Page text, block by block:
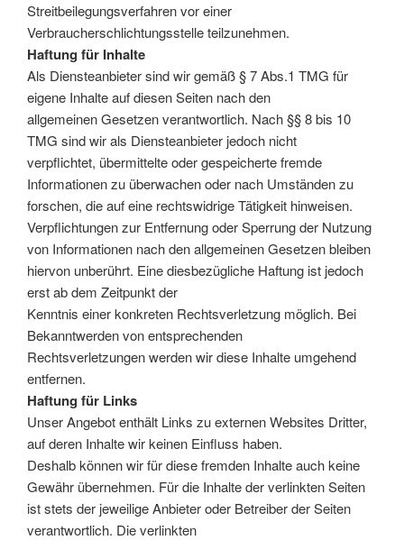
Streitbeilegungsverfahren vor einer
Verbraucherschlichtungsstelle teilzunehmen.
Haftung für Inhalte
Als Diensteanbieter sind wir gemäß § 7 Abs.1 TMG für
eigene Inhalte auf diesen Seiten nach den
allgemeinen Gesetzen verantwortlich. Nach §§ 8 bis 10
TMG sind wir als Diensteanbieter jedoch nicht
verpflichtet, übermittelte oder gespeicherte fremde
Informationen zu überwachen oder nach Umständen zu
forschen, die auf eine rechtswidrige Tätigkeit hinweisen.
Verpflichtungen zur Entfernung oder Sperrung der Nutzung
von Informationen nach den allgemeinen Gesetzen bleiben
hiervon unberührt. Eine diesbezügliche Haftung ist jedoch
erst ab dem Zeitpunkt der
Kenntnis einer konkreten Rechtsverletzung möglich. Bei
Bekanntwerden von entsprechenden
Rechtsverletzungen werden wir diese Inhalte umgehend
entfernen.
Haftung für Links
Unser Angebot enthält Links zu externen Websites Dritter,
auf deren Inhalte wir keinen Einfluss haben.
Deshalb können wir für diese fremden Inhalte auch keine
Gewähr übernehmen. Für die Inhalte der verlinkten Seiten
ist stets der jeweilige Anbieter oder Betreiber der Seiten
verantwortlich. Die verlinkten